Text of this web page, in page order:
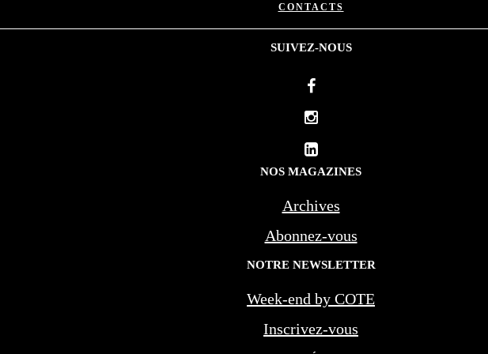
CONTACTS
SUIVEZ-NOUS
NOS MAGAZINES
Archives
Abonnez-vous
NOTRE NEWSLETTER
Week-end by COTE
Inscrivez-vous